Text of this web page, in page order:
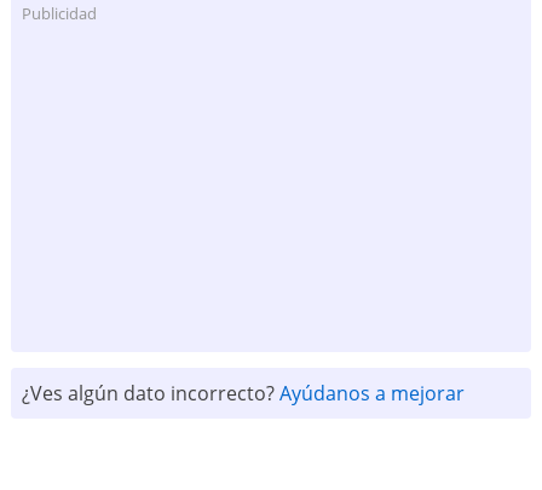
Publicidad
¿Ves algún dato incorrecto?Ayúdanos a mejorar